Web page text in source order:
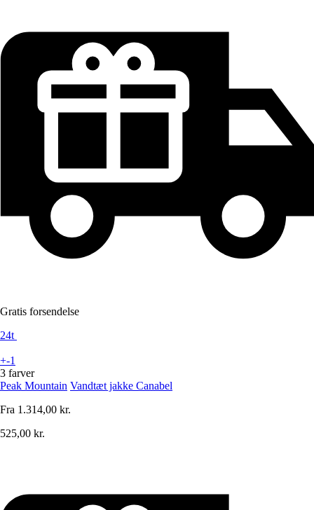
Gratis forsendelse
24t
+-1
3 farver
Peak Mountain Vandtæt jakke Canabel
Fra 1.314,00 kr.
525,00 kr.